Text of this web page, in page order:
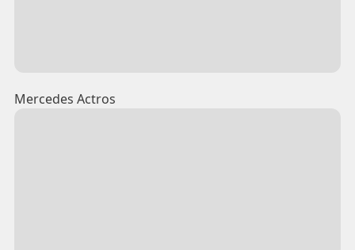
Mercedes Actros